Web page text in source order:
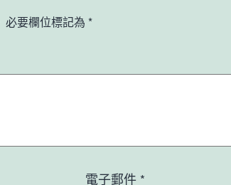
必要欄位標記為 *
電子郵件 *